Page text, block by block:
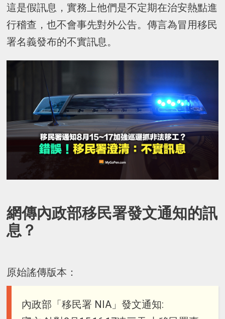
這是假訊息，實務上他們是不定期在治安熱點進
行稽查，也不會事先對外公告。傳言為冒用移民
署名義發布的不實訊息。
網傳內政部移民署發文通知的訊
息？
原始謠傳版本：
內政部「移民署 NIA」發文通知: